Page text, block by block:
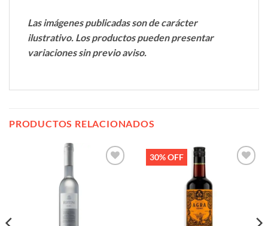
Las imágenes publicadas son de carácter
ilustrativo. Los productos pueden presentar
variaciones sin previo aviso.
PRODUCTOS RELACIONADOS
30% OFF